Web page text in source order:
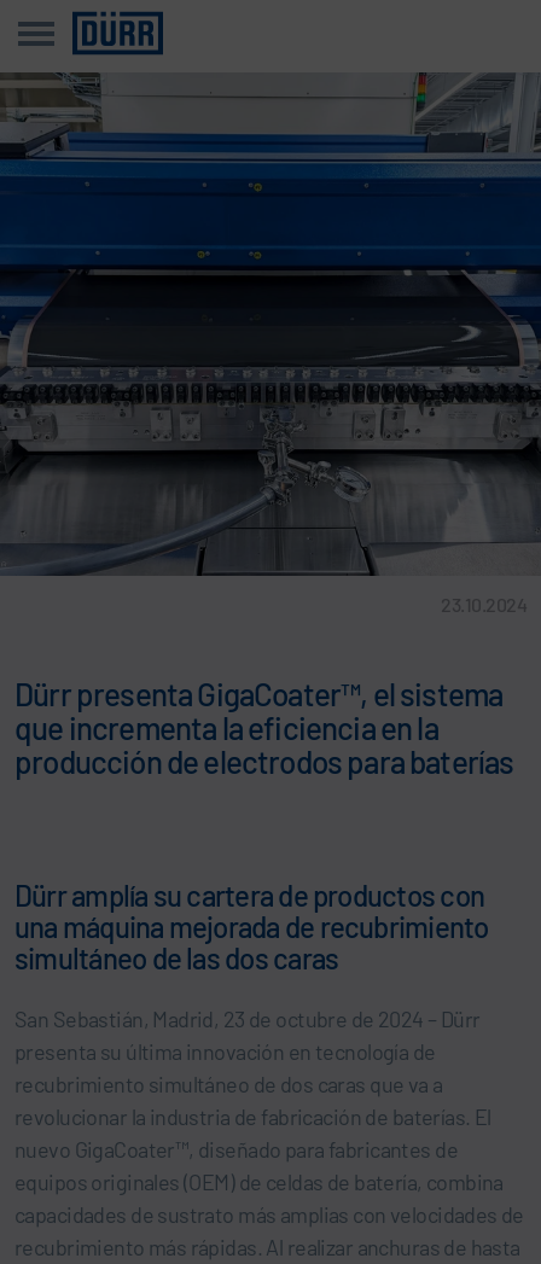
23.10.2024
Dürr presenta GigaCoater™, el sistema
que incrementa la eficiencia en la
producción de electrodos para baterías
Dürr amplía su cartera de productos con
una máquina mejorada de recubrimiento
simultáneo de las dos caras
San Sebastián, Madrid, 23 de octubre de 2024 – Dürr
presenta su última innovación en tecnología de
recubrimiento simultáneo de dos caras que va a
revolucionar la industria de fabricación de baterías. El
nuevo GigaCoater™, diseñado para fabricantes de
equipos originales (OEM) de celdas de batería, combina
capacidades de sustrato más amplias con velocidades de
recubrimiento más rápidas. Al realizar anchuras de hasta